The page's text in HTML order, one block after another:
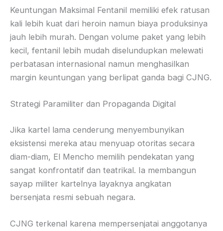
Keuntungan Maksimal Fentanil memiliki efek ratusan
kali lebih kuat dari heroin namun biaya produksinya
jauh lebih murah. Dengan volume paket yang lebih
kecil, fentanil lebih mudah diselundupkan melewati
perbatasan internasional namun menghasilkan
margin keuntungan yang berlipat ganda bagi CJNG.
Strategi Paramiliter dan Propaganda Digital
Jika kartel lama cenderung menyembunyikan
eksistensi mereka atau menyuap otoritas secara
diam-diam, El Mencho memilih pendekatan yang
sangat konfrontatif dan teatrikal. Ia membangun
sayap militer kartelnya layaknya angkatan
bersenjata resmi sebuah negara.
CJNG terkenal karena mempersenjatai anggotanya